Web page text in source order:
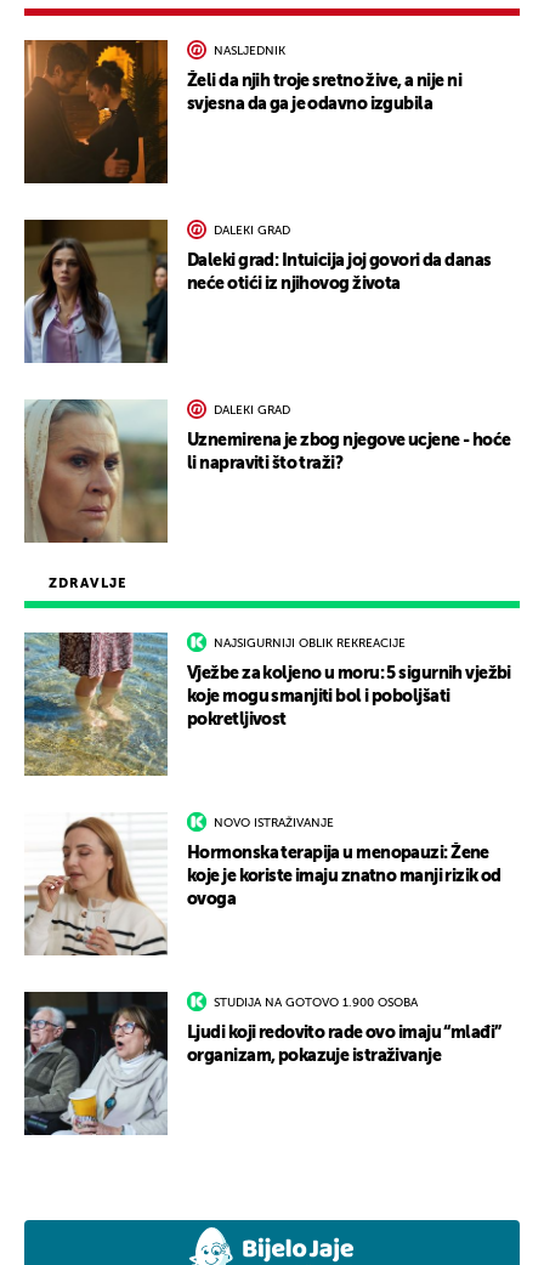
ZDRAVLJE
NAJSIGURNIJI OBLIK REKREACIJE
Vježbe za koljeno u moru: 5 sigurnih vježbi
koje mogu smanjiti bol i poboljšati
pokretljivost
NOVO ISTRAŽIVANJE
Hormonska terapija u menopauzi: Žene
koje je koriste imaju znatno manji rizik od
ovoga
STUDIJA NA GOTOVO 1.900 OSOBA
Ljudi koji redovito rade ovo imaju “mlađi”
organizam, pokazuje istraživanje
NASLJEDNIK
Želi da njih troje sretno žive, a nije ni
svjesna da ga je odavno izgubila
DALEKI GRAD
Daleki grad: Intuicija joj govori da danas
neće otići iz njihovog života
DALEKI GRAD
Uznemirena je zbog njegove ucjene - hoće
li napraviti što traži?